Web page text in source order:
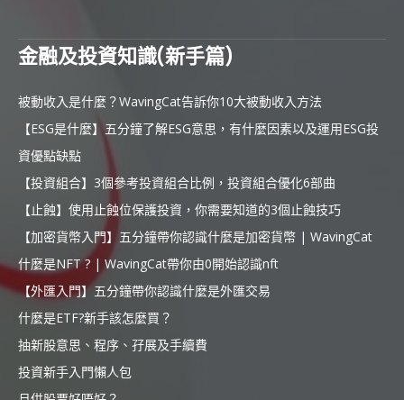
金融及投資知識(新手篇)
被動收入是什麼？WavingCat告訴你10大被動收入方法
【ESG是什麼】五分鐘了解ESG意思，有什麼因素以及運用ESG投
資優點缺點
【投資組合】3個參考投資組合比例，投資組合優化6部曲
【止蝕】使用止蝕位保護投資，你需要知道的3個止蝕技巧
【加密貨幣入門】五分鐘帶你認識什麼是加密貨幣 | WavingCat
什麼是NFT ? | WavingCat帶你由0開始認識nft
【外匯入門】五分鐘帶你認識什麼是外匯交易
什麼是ETF?新手該怎麼買？
抽新股意思、程序、孖展及手續費
投資新手入門懶人包